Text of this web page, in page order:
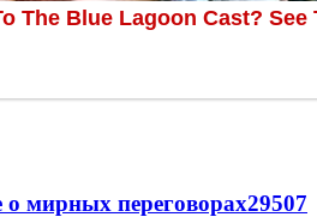
о мирных переговорах29507